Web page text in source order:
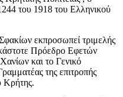
του 1918 του Ελληνικού
εκπροσωπεί τριμελής
Πρόεδρο Εφετών
και το Γενικό
της επιτροπής
Κρήτης.